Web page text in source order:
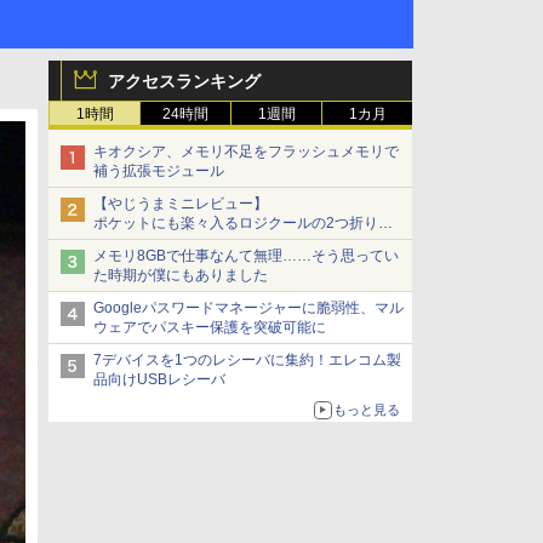
アクセスランキング
1時間 24時間 1週間 1カ月
キオクシア、メモリ不足をフラッシュメモリで
補う拡張モジュール
【やじうまミニレビュー】
ポケットにも楽々入るロジクールの2つ折りマ
ウス「Mobi Fold」。その気になるギミックと
は？
メモリ8GBで仕事なんて無理……そう思ってい
た時期が僕にもありました
Googleパスワードマネージャーに脆弱性、マル
ウェアでパスキー保護を突破可能に
7デバイスを1つのレシーバに集約！エレコム製
品向けUSBレシーバ
もっと見る